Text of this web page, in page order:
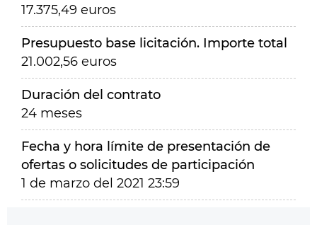
17.375,49 euros
Presupuesto base licitación. Importe total
21.002,56 euros
Duración del contrato
24 meses
Fecha y hora límite de presentación de
ofertas o solicitudes de participación
1 de marzo del 2021 23:59